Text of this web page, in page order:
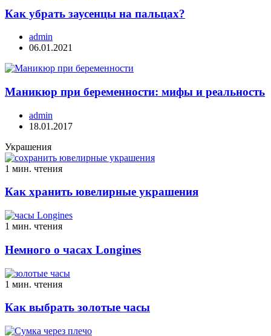
Как убрать заусенцы на пальцах?
admin
06.01.2021
Маникюр при беременности: мифы и реальность
admin
18.01.2017
Украшения
1 мин. чтения
Как хранить ювелирные украшения
1 мин. чтения
Немного о часах Longines
1 мин. чтения
Как выбрать золотые часы